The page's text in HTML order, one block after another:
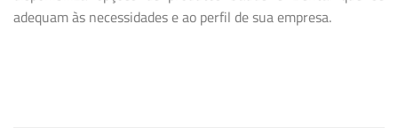
adequam às necessidades e ao perfil de sua empresa.